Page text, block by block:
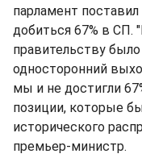
парламент
добиться 67% в СП.
правительству
односторонний
мы и не достигли
позиции, которые
исторического
премьер-министр.